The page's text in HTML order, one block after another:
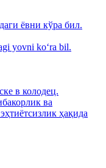
ёвни кўра бил.
yovni ko‘ra bil.
в колодец.
ва
ҳақида